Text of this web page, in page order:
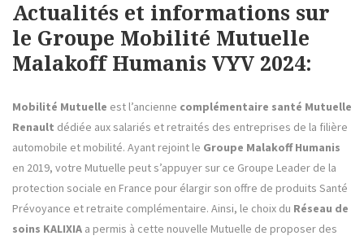
Actualités et informations sur
le Groupe Mobilité Mutuelle
Malakoff Humanis VYV 2024:
Mobilité Mutuelle est l’ancienne complémentaire santé Mutuelle
Renault dédiée aux salariés et retraités des entreprises de la filière
automobile et mobilité. Ayant rejoint le Groupe Malakoff Humanis
en 2019, votre Mutuelle peut s’appuyer sur ce Groupe Leader de la
protection sociale en France pour élargir son offre de produits Santé
Prévoyance et retraite complémentaire. Ainsi, le choix du Réseau de
soins KALIXIA a permis à cette nouvelle Mutuelle de proposer des